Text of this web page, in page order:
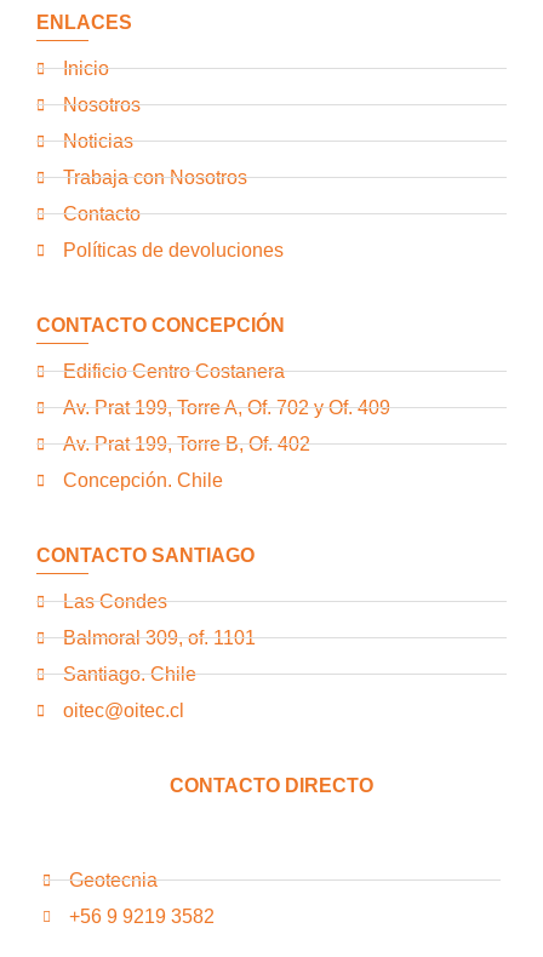
ENLACES
Inicio
Nosotros
Noticias
Trabaja con Nosotros
Contacto
Políticas de devoluciones
CONTACTO CONCEPCIÓN
Edificio Centro Costanera
Av. Prat 199, Torre A, Of. 702 y Of. 409
Av. Prat 199, Torre B, Of. 402
Concepción. Chile
CONTACTO SANTIAGO
Las Condes
Balmoral 309, of. 1101
Santiago. Chile
oitec@oitec.cl
CONTACTO DIRECTO
Geotecnia
+56 9 9219 3582